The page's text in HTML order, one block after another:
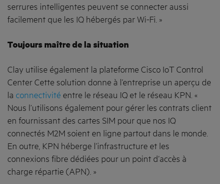
serrures intelligentes peuvent se connecter aussi
facilement que les IQ hébergés par Wi-Fi. »
Toujours maître de la situation
Clay utilise également la plateforme Cisco IoT Control
Center Cette solution donne à l’entreprise un aperçu de
la connectivité entre le réseau IQ et le réseau KPN. «
Nous l’utilisons également pour gérer les contrats client
en fournissant des cartes SIM pour que nos IQ
connectés M2M soient en ligne partout dans le monde.
En outre, KPN héberge l’infrastructure et les
connexions fibre dédiées pour un point d’accès à
charge répartie (APN). »